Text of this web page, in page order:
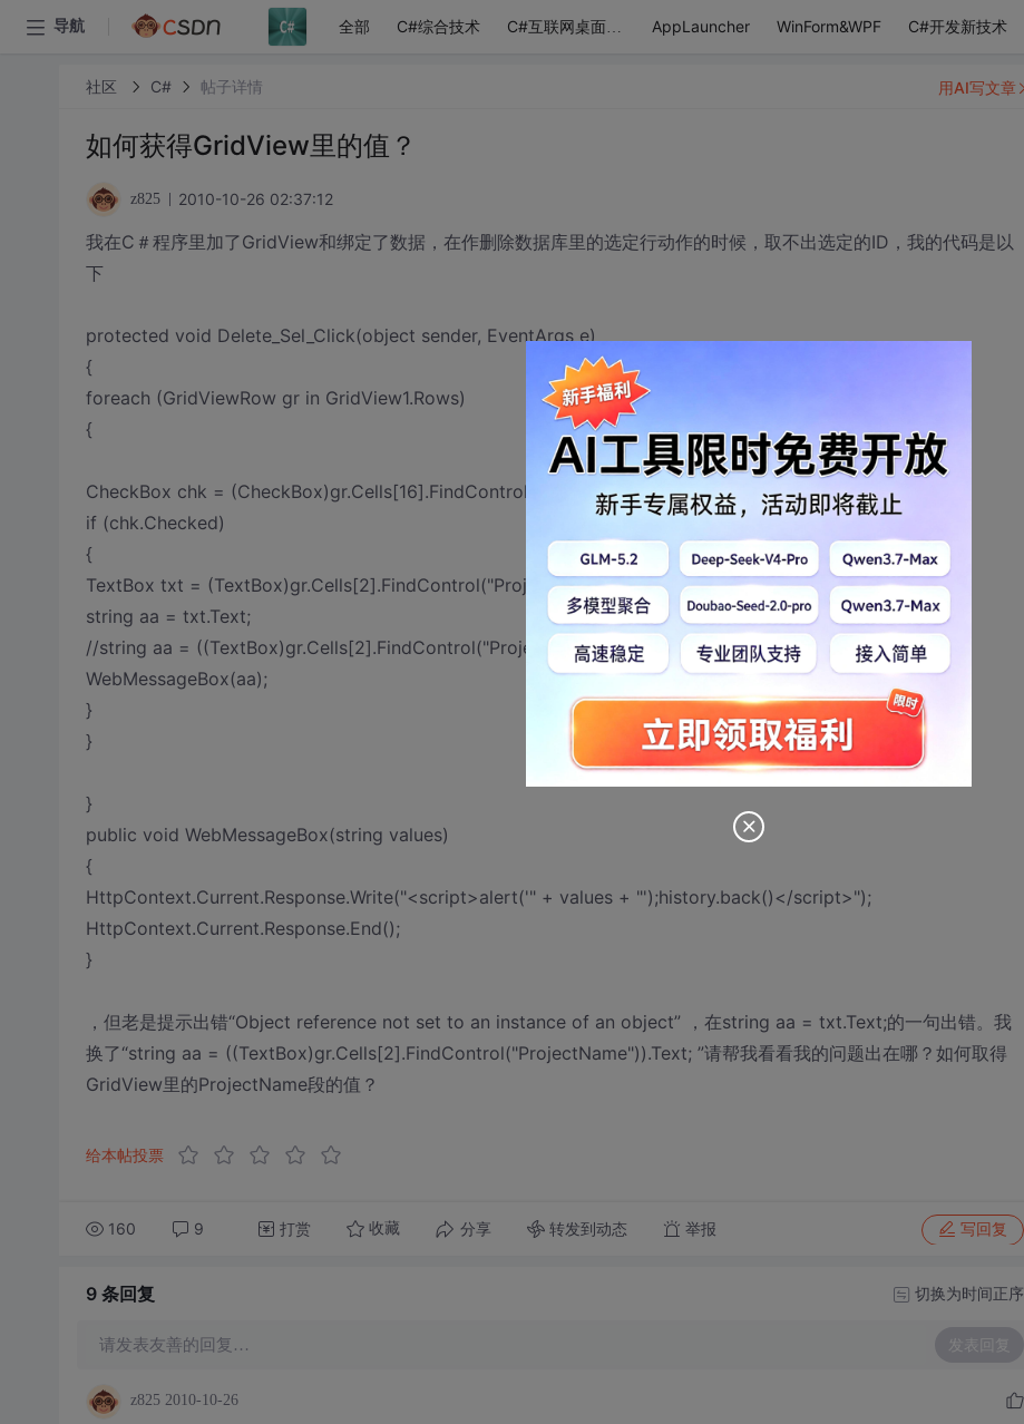
导航 全部 C#综合技术 C#互联网桌面应用 AppLauncher WinForm&WPF C#开发新技术
社区 C# 帖子详情
如何获得GridView里的值？
z825 2010-10-26 02:37:12
我在C＃程序里加了GridView和绑定了数据，在作删除数据库里的选定行动作的时候，取不出选定的ID，我的代码是以
下
protected void Delete_Sel_Click(object sender, EventArgs e)
{
foreach (GridViewRow gr in GridView1.Rows)
{
CheckBox chk = (CheckBox)gr.Cells[16].FindControl("itemSel");
if (chk.Checked)
{
TextBox txt = (TextBox)gr.Cells[2].FindControl("ProjectName");
string aa = txt.Text;
//string aa = ((TextBox)gr.Cells[2].FindControl("ProjectName")).Text;
WebMessageBox(aa);
}
}
}
public void WebMessageBox(string values)
{
HttpContext.Current.Response.Write("<script>alert('" + values + "');history.back()</script>");
HttpContext.Current.Response.End();
}
，但老是提示出错“Object reference not set to an instance of an object” ，在string aa = txt.Text;的一句出错。我
换了“string aa = ((TextBox)gr.Cells[2].FindControl("ProjectName")).Text; ”请帮我看看我的问题出在哪？如何取得
GridView里的ProjectName段的值？
给本帖投票
160 9 打赏 收藏 分享 转发到动态 举报 写回复
用AI写文章
9 条回复 切换为时间正序
请发表友善的回复… 发表回复
z825 2010-10-26